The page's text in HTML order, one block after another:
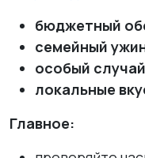
бюджетный
семейный
особый случай
локальные
Главное: